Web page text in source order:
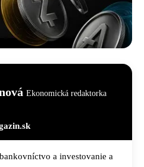
Ekonomická redaktorka
a investovanie a